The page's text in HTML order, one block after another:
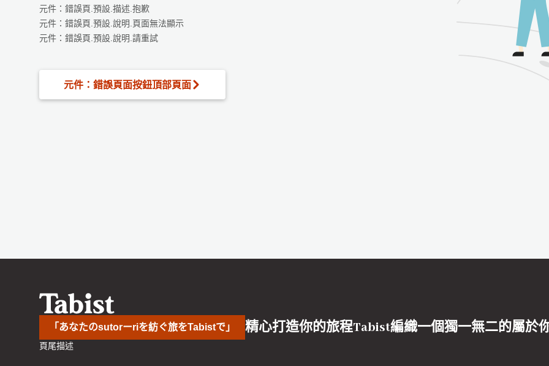
元件：錯誤頁.預設.描述.抱歉
元件：錯誤頁.預設.說明.頁面無法顯示
元件：錯誤頁.預設.說明.請重試
元件：錯誤頁面按鈕頂部頁面
「あなたのsutorーriを紡ぐ旅をTabistで」 精心打造你的旅程Tabist編織一個獨一無二的屬於
頁尾描述